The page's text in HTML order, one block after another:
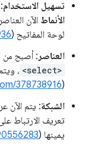
تسهيل الاستخدام
الأنماط الآن
لوحة المفاتيح (
العناصر : أصبح من
<select> ،
(
378738916
الشبكة: يتم الآن
تعريف الارتباط
يمينها (